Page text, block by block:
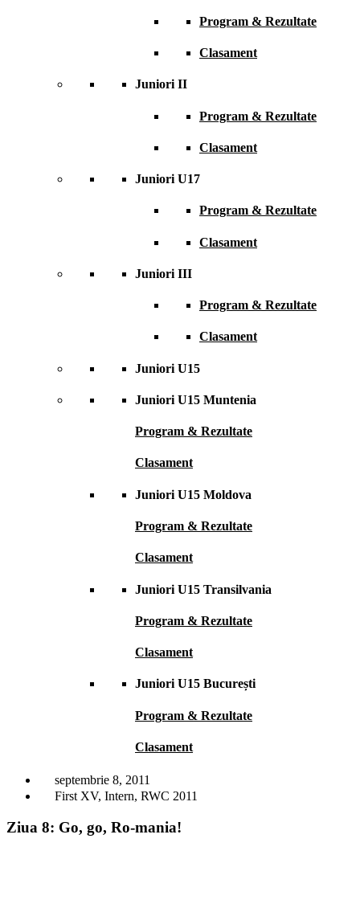
Program & Rezultate
Clasament
Juniori II
Program & Rezultate
Clasament
Juniori U17
Program & Rezultate
Clasament
Juniori III
Program & Rezultate
Clasament
Juniori U15
Juniori U15 Muntenia
Program & Rezultate
Clasament
Juniori U15 Moldova
Program & Rezultate
Clasament
Juniori U15 Transilvania
Program & Rezultate
Clasament
Juniori U15 București
Program & Rezultate
Clasament
septembrie 8, 2011
First XV, Intern, RWC 2011
Ziua 8: Go, go, Ro-mania!